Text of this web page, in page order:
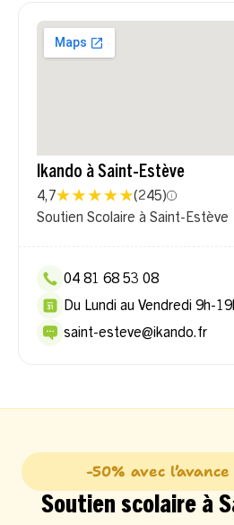
Ikando à Saint-Estève
4,7 (245)
Soutien Scolaire à Saint-Estève
04 81 68 53 08
Du Lundi au Vendredi 9h-
saint-esteve@ikando.fr
-50% avec
Soutien scolaire à